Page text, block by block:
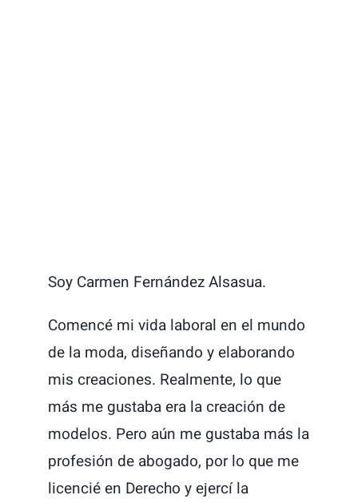
Soy Carmen Fernández Alsasua.
Comencé mi vida laboral en el mundo
de la moda, diseñando y elaborando
mis creaciones. Realmente, lo que
más me gustaba era la creación de
modelos. Pero aún me gustaba más la
profesión de abogado, por lo que me
licencié en Derecho y ejercí la